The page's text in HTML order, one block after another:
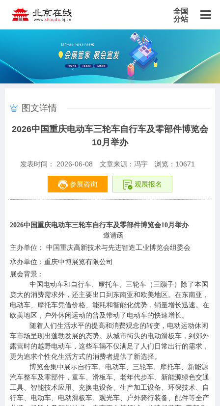
全国
分站
北京站 广东站 重庆站 天津站 江苏站
浙江站
安徽站
山东站 山西站 河南站 河北站
黑龙江站
甘肃站
新疆站
四川站
图文详情
2026中国重庆电动车三轮车自行车及零部件博览会
10月举办
发表时间： 2026-06-08 文章来源：冯宇 浏览： 10671
参展咨询 观展报名
2026中国重庆电动车三轮车自行车及零部件博览会10月举办
邀请函
主办单位： 中国重庆高新技术与先进智造工业博览会组委会
承办单位：重庆中博展览有限公司
展会背景：
中国电动车和自行车、摩托车、三轮车（三蹦子）除了本国
庞大的消费需求外，还主要出口到东南亚和欧美地区。在东南亚，
电动车、摩托车凭借价格、能耗和智能化优势，销量增长迅速。在
欧美地区，户外休闲运动的普及带动了电动车的快速增长。
随着人们生活水平的提高和消费观念的转变，电动运动休闲
车市场呈现出蓬勃发展的态势。从城市街头的电动滑板车，到郊外
露营时的越野电动车，这些车辆不仅满足了人们日常出行的需求，
更为追求个性化生活方式的消费者提供了新选择。
博览会集中展示自行车、电动车、三轮车、摩托车、新能源
汽车整车及零部件，童车、滑板车、老年代步车、新能源绿色交通
工具、智能技术应用、充换电设备、生产加工设备、环保技术、自
行车、电动车、电动滑板车、观光车、户外骑行装备、配件等全产